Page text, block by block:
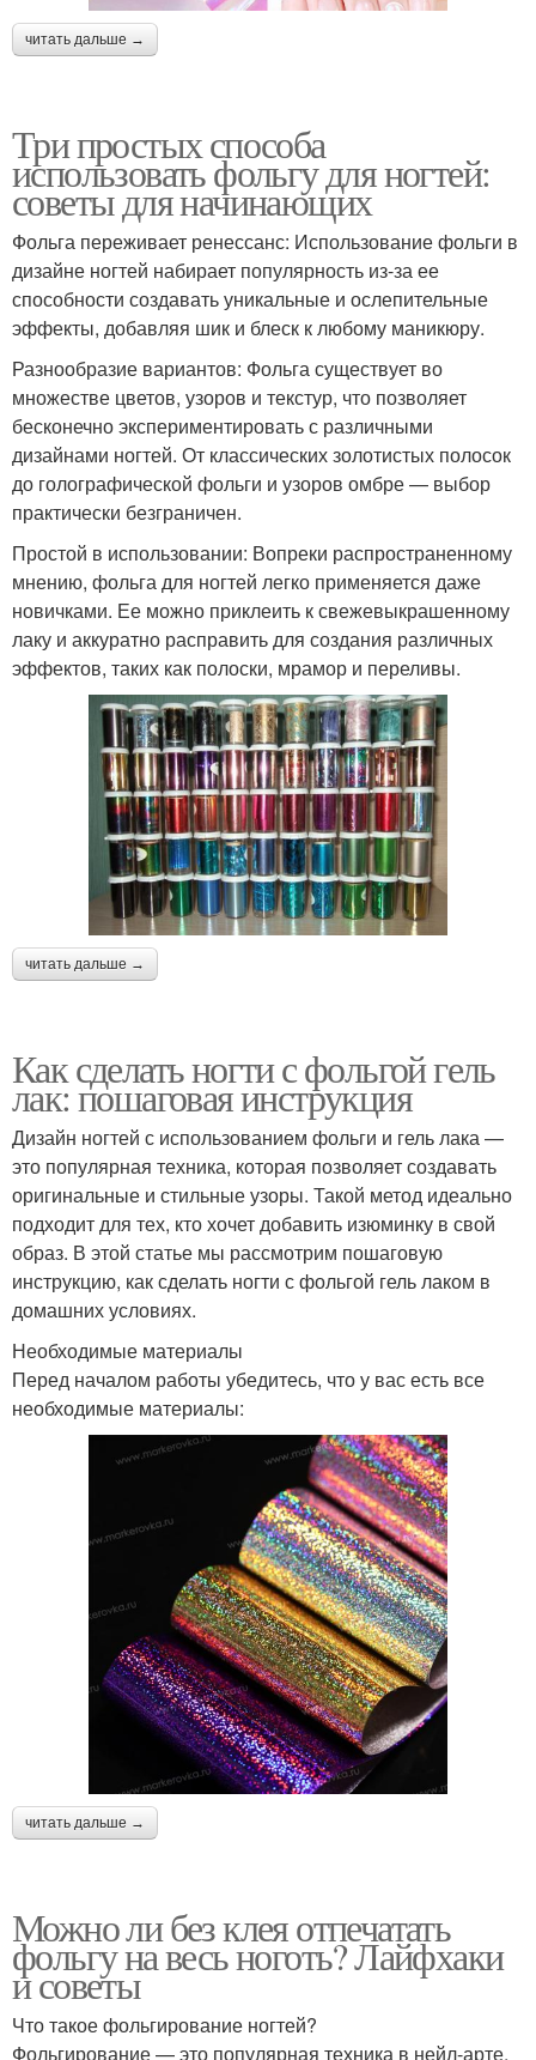
читать дальше →
Три простых способа
использовать фольгу для ногтей:
советы для начинающих
Фольга переживает ренессанс: Использование фольги в
дизайне ногтей набирает популярность из-за ее
способности создавать уникальные и ослепительные
эффекты, добавляя шик и блеск к любому маникюру.
Разнообразие вариантов: Фольга существует во
множестве цветов, узоров и текстур, что позволяет
бесконечно экспериментировать с различными
дизайнами ногтей. От классических золотистых полосок
до голографической фольги и узоров омбре — выбор
практически безграничен.
Простой в использовании: Вопреки распространенному
мнению, фольга для ногтей легко применяется даже
новичками. Ее можно приклеить к свежевыкрашенному
лаку и аккуратно расправить для создания различных
эффектов, таких как полоски, мрамор и переливы.
читать дальше →
Как сделать ногти с фольгой гель
лак: пошаговая инструкция
Дизайн ногтей с использованием фольги и гель лака —
это популярная техника, которая позволяет создавать
оригинальные и стильные узоры. Такой метод идеально
подходит для тех, кто хочет добавить изюминку в свой
образ. В этой статье мы рассмотрим пошаговую
инструкцию, как сделать ногти с фольгой гель лаком в
домашних условиях.
Необходимые материалы
Перед началом работы убедитесь, что у вас есть все
необходимые материалы:
читать дальше →
Можно ли без клея отпечатать
фольгу на весь ноготь? Лайфхаки
и советы
Что такое фольгирование ногтей?
Фольгирование — это популярная техника в нейл-арте,